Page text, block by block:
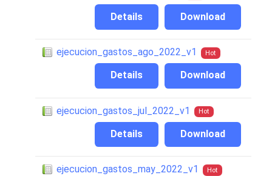
Download
Details
ejecucion_gastos_ago_2022_v1 Hot
Download
Details
ejecucion_gastos_jul_2022_v1 Hot
Download
Details
ejecucion_gastos_may_2022_v1 Hot